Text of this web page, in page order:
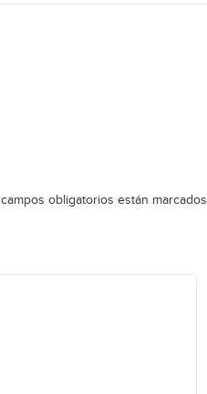
obligatorios están marcados